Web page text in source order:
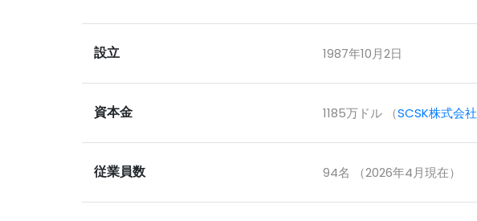
設立 1987年10月2日
資本金 1185万ドル （SCSK株式会社
従業員数 94名 （2026年4月現在）